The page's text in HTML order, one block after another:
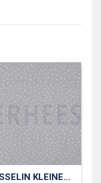
MUSSELIN KLEINE PUNKTE